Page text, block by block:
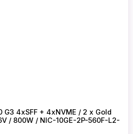
G3 4xSFF + 4xNVME / 2 x Gold
/ 800W / NIC-10GE-2P-560F-L2-